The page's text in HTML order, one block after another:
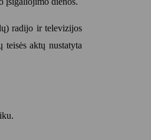
radijo ir televizijos
aktų nustatyta